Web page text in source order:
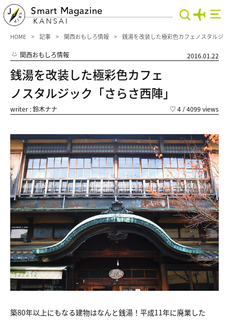
Smart Magazine
KANSAI
HOME 記事 関西おもしろ情報 銭湯を改装した極彩色カフェノスタルジ
関西おもしろ情報 2016.01.22
銭湯を改装した極彩色カフェ
ノスタルジック「さらさ西陣」
writer : 鈴木ナナ ♡ 4 / 4099 views
築80年以上にもなる建物はなんと銭湯！平成11年に廃業した